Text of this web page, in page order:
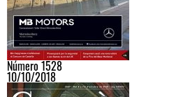
Número 1528
10/10/2018